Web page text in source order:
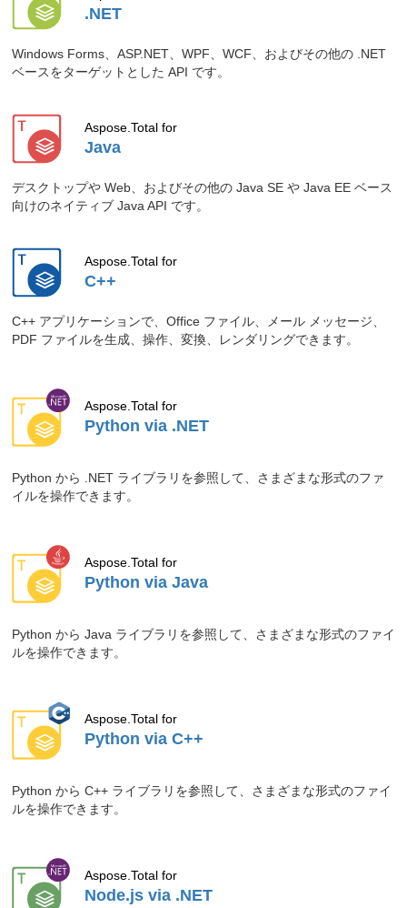
換」をご確認ください。
2026.07.20
Aspose.PDF for Python via .NET は、
堅牢な SDK です。
2026.07.17
Aspose.PDF for Python via .NET は、散
す。
2026.07.16
Aspose.PDF for Java は、Java コード
ブログ記事「
をご確認ください。
2026.07.15
Aspose.PDF for Python via .NET は、
ブログ記事「
を追加 」をご確認ください。
タイム スタンプ署名を実現。
2026.07.10
Aspose.PDF for .NET に統合された
出。
2026.07.08 Aspose.PDF for Python via .NET で、
.NET
Windows Forms、ASP.NET、WPF、WCF、およびその他の .NET
ベースをターゲットとした API です。
Aspose.Total for
Java
デスクトップや Web、およびその他の Java SE や Java EE ベース
向けのネイティブ Java API です。
Aspose.Total for
C++
C++ アプリケーションで、Office ファイル、メール メッセージ、
PDF ファイルを生成、操作、変換、レンダリングできます。
Aspose.Total for
Python via .NET
Python から .NET ライブラリを参照して、さまざまな形式のファ
イルを操作できます。
Aspose.Total for
Python via Java
Python から Java ライブラリを参照して、さまざまな形式のファイ
ルを操作できます。
Aspose.Total for
Python via C++
Python から C++ ライブラリを参照して、さまざまな形式のファイ
ルを操作できます。
Aspose.Total for
Node.js via .NET